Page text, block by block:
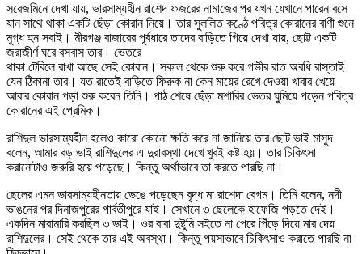
সরেজমিনে দেখা যায়, ভারসাম্যহীন রাশেদ ফজরের নামাজের পর যখন যেখানে পারেন বসে
যান সাথে থাকা একটি ছেঁড়া কোরান নিয়ে। তার সুললিত কণ্ঠে পবিত্র কোরানের বাণী শুনে
মুগ্ধ হন সবাই। মীরগঞ্জ বাজারের পূর্বধারে তাদের বাড়িতে গিয়ে দেখা যায়, ছোট্ট একটি
জরাজীর্ণ ঘরে বসবাস তার। ভেতরে
থাকা টেবিলে রাখা আছে সেই কোরান। সকাল থেকে শুরু করে গভীর রাত অবধি রাস্তাই
যেন ঠিকানা তার। যত রাতেই বাড়িতে ফিরুক না কেন মায়ের রেখে দেওয়া খাবার খেয়ে
আবার কোরান পড়া শুরু করেন তিনি। পাঠ শেষে ছেঁড়া মশারির ভেতর ঘুমিয়ে পড়েন পবিত্র
কোরানের এই প্রেমিক।
রাশিদুল ভারসাম্যহীন হলেও কারো কোনো ক্ষতি করে না জানিয়ে তার ছোট ভাই মাসুদ
বলেন, আমার বড় ভাই রাশিদুলের এ দুরাবস্থা দেখে খুবই কষ্ট হয়। তার চিকিৎসা
করানোটাও জরুরি হয়ে পড়েছে। কিন্তু অর্থাভাবে তা করতে পারছি না।
ছেলের এমন ভারসাম্যহীনতায় ভেঙে পড়েছেন বৃদ্ধ মা রাশেদা বেগম। তিনি বলেন, নদী
ভাঙনের পর দিনাজপুরের পার্বতীপুরে যাই। সেখানে ৩ ছেলেকে হাফেজি পড়তে দেই।
একদিন মারামারি করছিল ৩ ভাই। ওর বাবা দুষ্টুমি সইতে না পেরে পিঁড়ে দিয়ে মার দেয়
রাশিদুলের। সেই থেকে তার এই অবস্থা। কিন্তু পয়সাভাবে চিকিৎসাও করাতে পারছি না